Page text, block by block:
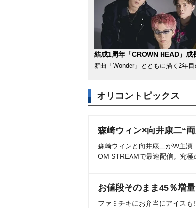
結成1周年「CROWN HEAD」成
新曲「Wonder」とともに描く2年
オリコントピックス
森崎ウィン×向井康二“
森崎ウィンと向井康二がW主
OM STREAMで最速配信。究極
お値段そのまま45％増
ファミチキにお弁当にアイス